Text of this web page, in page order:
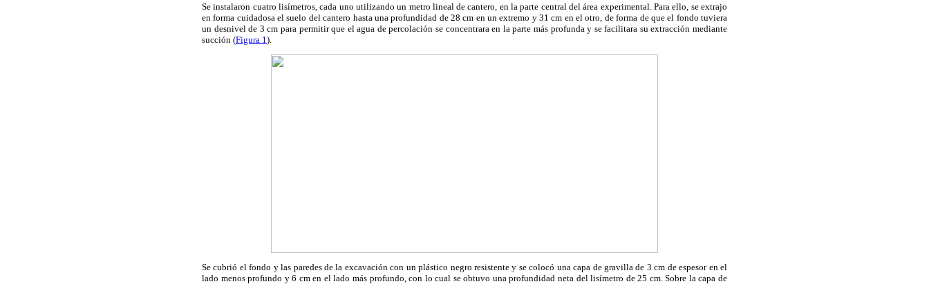
Se instalaron cuatro lisímetros, cada uno utilizando un metro lineal de cantero, en la parte central del área experimental. Para ello, se extrajo
en forma cuidadosa el suelo del cantero hasta una profundidad de 28 cm en un extremo y 31 cm en el otro, de forma de que el fondo tuviera
un desnivel de 3 cm para permitir que el agua de percolación se concentrara en la parte más profunda y se facilitara su extracción mediante
succión (Figura 1 ).
Se cubrió el fondo y las paredes de la excavación con un plástico negro resistente y se colocó una capa de gravilla de 3 cm de espesor en el
lado menos profundo y 6 cm en el lado más profundo, con lo cual se obtuvo una profundidad neta del lisímetro de 25 cm. Sobre la capa de